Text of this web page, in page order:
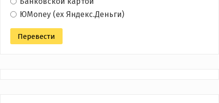
ЮMoney (ex Яндекс.Деньги)